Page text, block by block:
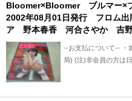
用、日・祭日かかる
追跡番号は発送前に
配送状況確認できま
後、5日間保管してい
いです。 5日過ぎまし
ものとご理解/ご了承
--送料について-- ・
り+保証なし+ポスト
・クロネコ便 送料は
に送料記載あり) ※曜
+クロネコ営業所留
認後、2～3日以内で
Bloomer×Bloomer ブルマー×
2002年08月01日発行 フロム
ア 野本春香 河合さやか 吉
小松崎えみ 皆月瀬奈 水澤は
美穂 斉藤ひなた etc
--お支払について-- ・
局) (注)非会員の方は
決済利用出来ないと
「振込み」または「
て-- 中古品ですので